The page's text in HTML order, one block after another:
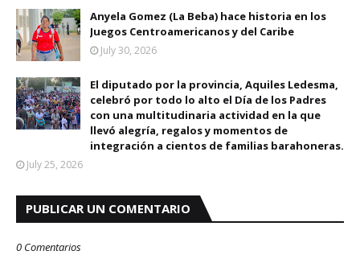
Anyela Gomez (La Beba) hace historia en los
Juegos Centroamericanos y del Caribe
July 30, 2026
El diputado por la provincia, Aquiles Ledesma,
celebró por todo lo alto el Día de los Padres
con una multitudinaria actividad en la que
llevó alegría, regalos y momentos de
integración a cientos de familias barahoneras.
July 25, 2026
PUBLICAR UN COMENTARIO
0 Comentarios